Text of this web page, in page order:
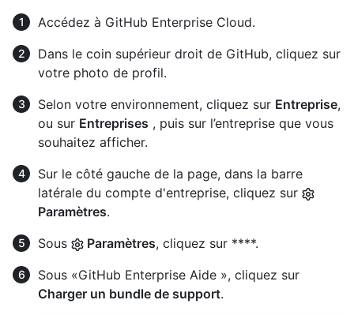
Accédez à GitHub Enterprise Cloud.
Dans le coin supérieur droit de GitHub, cliquez sur
votre photo de profil.
Selon votre environnement, cliquez sur Entreprise,
ou sur Entreprises , puis sur l’entreprise que vous
souhaitez afficher.
Sur le côté gauche de la page, dans la barre
latérale du compte d'entreprise, cliquez sur
Paramètres.
Sous
Paramètres, cliquez sur ****.
Sous «GitHub Enterprise Aide », cliquez sur
Charger un bundle de support.